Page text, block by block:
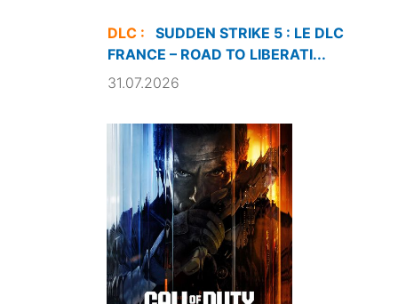
DLC :
SUDDEN STRIKE 5 : LE DLC
FRANCE – ROAD TO LIBERATI...
31.07.2026